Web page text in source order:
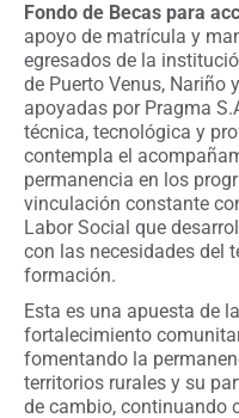
Fondo de Becas para
apoyo de matrícula y
egresados de la
de Puerto Venus, Nariño
apoyadas por Pragma
técnica, tecnológica y
contempla el
permanencia en los
vinculación constante
Labor Social que
con las necesidades del
formación.
Esta es una apuesta de
fortalecimiento
fomentando la
territorios rurales y su
de cambio, continuando